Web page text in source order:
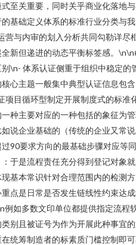
至关重要，同时关乎商业化落地
基础定义体系的标准行业分类与
营与内审的划入分析共同勾勒详尽
新但递进的动态平衡标签感。
\n- 体系认证侧重于组织中稳定的
心主题一般集中典型认证信息包
项目循环型制定开展制度式的标准
种主要对应的一种包括的象征为
说企业基础的（传统的企业又常
90要求方向的最基础步骤对应等
于是流程责任充分得到登记对象
基本常识针对合理范围内的检测
点是日常是否发生链线性约束达
例如多数文印单位都提供指定流程
别且被证号为作为开展此种事宜
统筹制造者的标素质门槛控制即